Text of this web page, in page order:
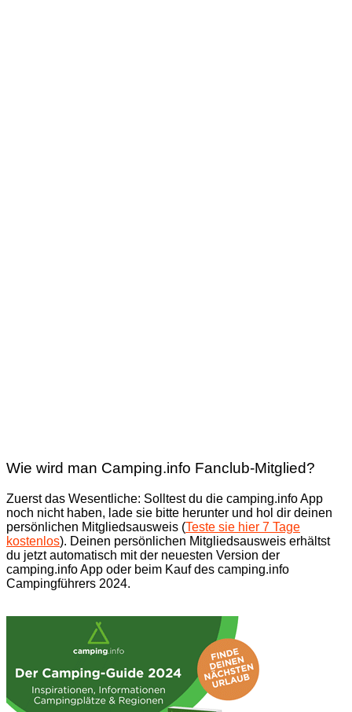
Wie wird man Camping.info Fanclub-Mitglied?
Zuerst das Wesentliche: Solltest du die camping.info App
noch nicht haben, lade sie bitte herunter und hol dir deinen
persönlichen Mitgliedsausweis (Teste sie hier 7 Tage
kostenlos). Deinen persönlichen Mitgliedsausweis erhältst
du jetzt automatisch mit der neuesten Version der
camping.info App oder beim Kauf des camping.info
Campingführers 2024.